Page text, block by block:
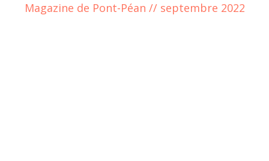
Magazine de Pont-Péan // septembre 2022